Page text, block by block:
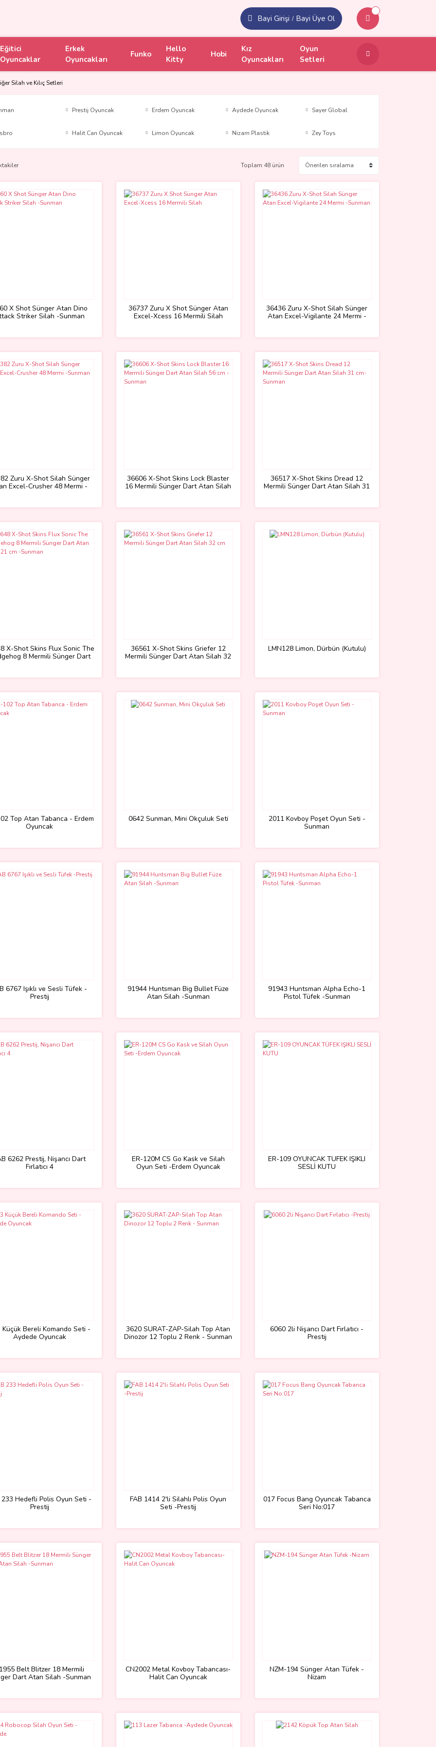
Bayi Girişi / Bayi Üye Ol
Eğitici
Oyuncaklar
Erkek
Oyuncakları
Funko
Hello
Kitty
Hobi
Kız
Oyuncakları
Oyun
Setleri
Silah ve Kılıç Setleri
Prestij Oyuncak Erdem Oyuncak Aydede Oyuncak Sayer Global
Halit Can Oyuncak Limon Oyuncak Nizam Plastik Zey Toys
Toplam 48 ürün
X Shot Sünger Atan Dino
Striker Silah -Sunman
36737 Zuru X Shot Sünger Atan
Excel-Xcess 16 Mermili Silah
36436 Zuru X-Shot Silah Sünger
Atan Excel-Vigilante 24 Mermi -
Zuru X-Shot Silah Sünger
Excel-Crusher 48 Mermi -
36606 X-Shot Skins Lock Blaster
16 Mermili Sünger Dart Atan Silah
36517 X-Shot Skins Dread 12
Mermili Sünger Dart Atan Silah 31
X-Shot Skins Flux Sonic The
8 Mermili Sünger Dart
36561 X-Shot Skins Griefer 12
Mermili Sünger Dart Atan Silah 32
LMN128 Limon, Dürbün (Kutulu)
Top Atan Tabanca - Erdem
Oyuncak
0642 Sunman, Mini Okçuluk Seti
2011 Kovboy Poşet Oyun Seti -
Sunman
6767 Işıklı ve Sesli Tüfek -
Prestij
91944 Huntsman Big Bullet Füze
Atan Silah -Sunman
91943 Huntsman Alpha Echo-1
Pistol Tüfek -Sunman
6262 Prestij, Nişancı Dart
Fırlatıcı 4
ER-120M CS Go Kask ve Silah
Oyun Seti -Erdem Oyuncak
ER-109 OYUNCAK TÜFEK IŞIKLI
SESLİ KUTU
Küçük Bereli Komando Seti -
Aydede Oyuncak
3620 SURAT-ZAP-Silah Top Atan
Dinozor 12 Toplu 2 Renk - Sunman
6060 2li Nişancı Dart Fırlatıcı -
Prestij
233 Hedefli Polis Oyun Seti -
Prestij
FAB 1414 2'li Silahlı Polis Oyun
Seti -Prestij
017 Focus Bang Oyuncak Tabanca
Seri No:017
Belt Blitzer 18 Mermili
Dart Atan Silah -Sunman
CN2002 Metal Kovboy Tabancası-
Halit Can Oyuncak
NZM-194 Sünger Atan Tüfek -
Nizam